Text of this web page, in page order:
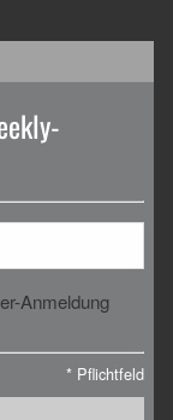
Anmeldung
* Pflichtfeld